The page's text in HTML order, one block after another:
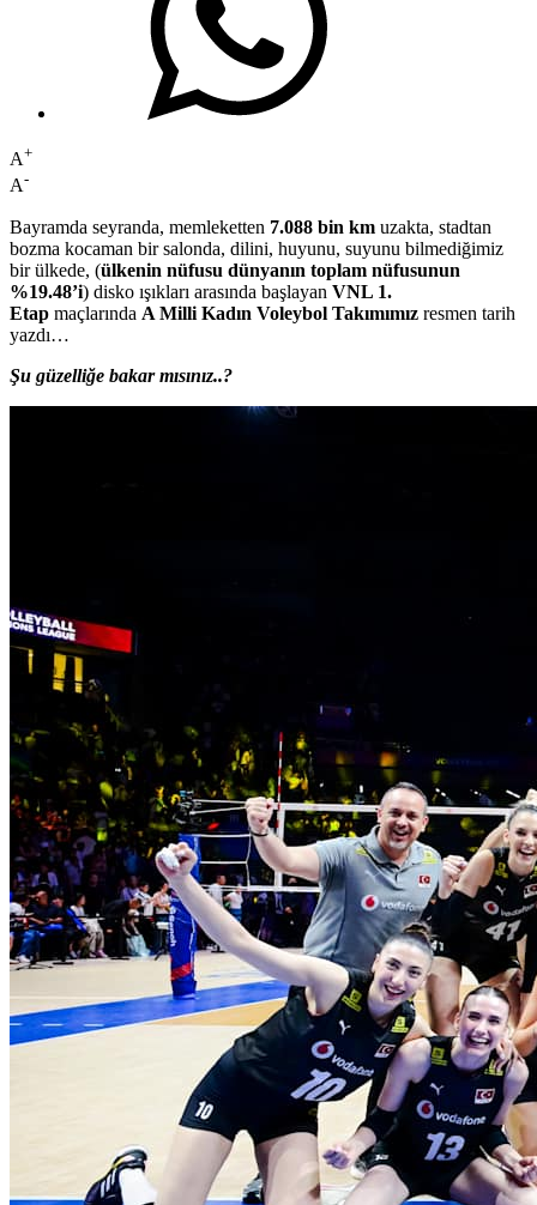
A+
A-
Bayramda seyranda, memleketten 7.088 bin km uzakta, stadtan
bozma kocaman bir salonda, dilini, huyunu, suyunu bilmediğimiz
bir ülkede, (ülkenin nüfusu dünyanın toplam nüfusunun
%19.48’i) disko ışıkları arasında başlayan VNL 1.
Etap maçlarında A Milli Kadın Voleybol Takımımız resmen tarih
yazdı…
Şu güzelliğe bakar mısınız..?